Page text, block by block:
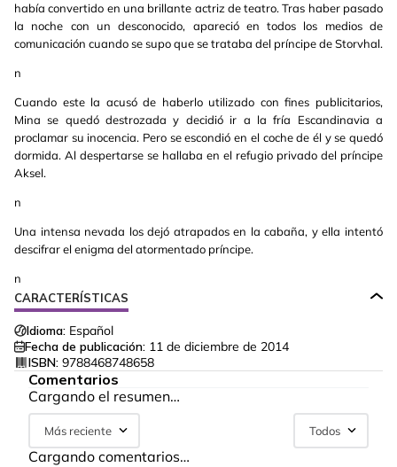
había convertido en una brillante actriz de teatro. Tras haber pasado
la noche con un desconocido, apareció en todos los medios de
comunicación cuando se supo que se trataba del príncipe de Storvhal.
n
Cuando este la acusó de haberlo utilizado con fines publicitarios,
Mina se quedó destrozada y decidió ir a la fría Escandinavia a
proclamar su inocencia. Pero se escondió en el coche de él y se quedó
dormida. Al despertarse se hallaba en el refugio privado del príncipe
Aksel.
n
Una intensa nevada los dejó atrapados en la cabaña, y ella intentó
descifrar el enigma del atormentado príncipe.
n
CARACTERÍSTICAS
Idioma: Español
Fecha de publicación: 11 de diciembre de 2014
ISBN: 9788468748658
Comentarios
Cargando el resumen…
Más reciente Todos
Cargando comentarios…